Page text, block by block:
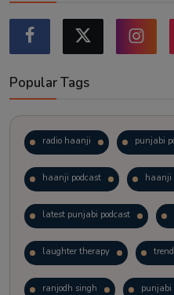
Popular Tags
radio haanji punjabi
haanji podcast haanji
latest punjabi podcast
laughter therapy
ranjodh singh punjabi